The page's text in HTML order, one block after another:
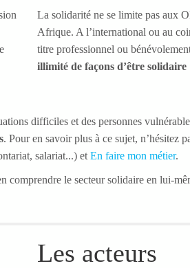
La solidarité ne se limite pas aux
Afrique. A l’international ou au
titre professionnel ou
illimité de façons d’être solidaire
difficiles et des personnes
. Pour en savoir plus à ce sujet, n’hésitez
salariat...) et En faire mon métier.
comprendre le secteur solidaire en lui-
Les acteurs